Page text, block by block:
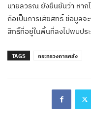
นายลวรณ ยังยืนยันว่า หาก
ถือเป็นการเสียสิทธิ์ ข้อมูล
สิทธิ์ที่อยู่ในพื้นที่ลงไปพบปร
TAGS กระทรวงการคลัง